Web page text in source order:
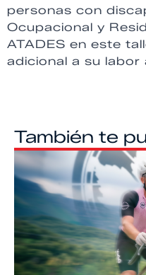
personas con
Ocupacional y
ATADES en este
adicional a su labor
También te